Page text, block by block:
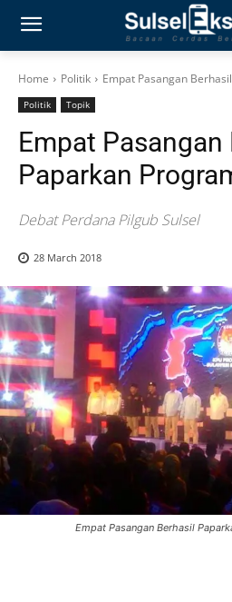
Home Politik Empat Pasangan
Politik Topik
Empat Pasangan
Paparkan
Debat Perdana Pilgub Sulsel
28 March 2018
Empat Pasangan Berhasil